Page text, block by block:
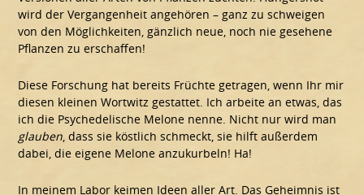
wird der Vergangenheit angehören – ganz zu schweigen
von den Möglichkeiten, gänzlich neue, noch nie gesehene
Pflanzen zu erschaffen!
Diese Forschung hat bereits Früchte getragen, wenn Ihr mir
diesen kleinen Wortwitz gestattet. Ich arbeite an etwas, das
ich die Psychedelische Melone nenne. Nicht nur wird man
glauben, dass sie köstlich schmeckt, sie hilft außerdem
dabei, die eigene Melone anzukurbeln! Ha!
In meinem Labor keimen Ideen aller Art. Das Geheimnis ist